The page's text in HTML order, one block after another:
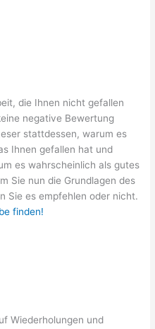
die Ihnen nicht gefallen
negative Bewertung
stattdessen, warum es
Ihnen gefallen hat und
es wahrscheinlich als gutes
Sie nun die Grundlagen des
Sie es empfehlen oder nicht.
finden!
Wiederholungen und